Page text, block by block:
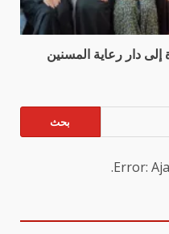
إلى دار رعاية المسنين
Error: